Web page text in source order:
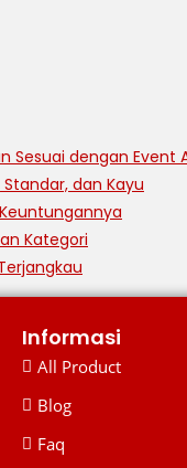
Sesuai dengan Event
dan Kayu
Kategori
Informasi
All Product
Blog
Faq